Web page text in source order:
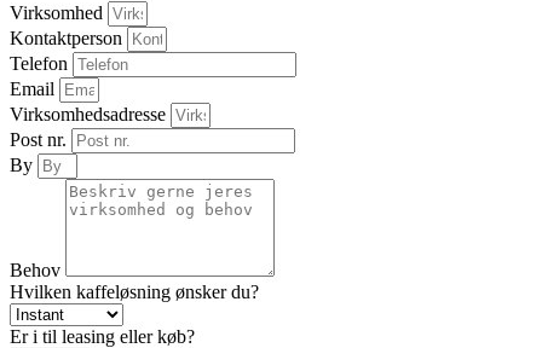
Virksomhed
Kontaktperson
Telefon
Email
Virksomhedsadresse
Post nr.
By
Behov
Hvilken kaffeløsning ønsker du?
Er i til leasing eller køb?